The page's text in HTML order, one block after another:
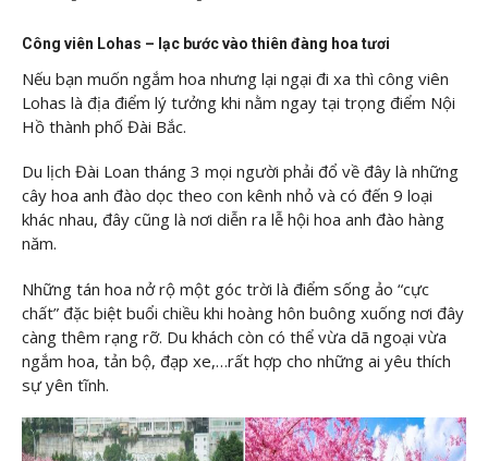
Công viên Lohas – lạc bước vào thiên đàng hoa tươi
Nếu bạn muốn ngắm hoa nhưng lại ngại đi xa thì công viên
Lohas là địa điểm lý tưởng khi nằm ngay tại trọng điểm Nội
Hồ thành phố Đài Bắc.
Du lịch Đài Loan tháng 3 mọi người phải đổ về đây là những
cây hoa anh đào dọc theo con kênh nhỏ và có đến 9 loại
khác nhau, đây cũng là nơi diễn ra lễ hội hoa anh đào hàng
năm.
Những tán hoa nở rộ một góc trời là điểm sống ảo “cực
chất” đặc biệt buổi chiều khi hoàng hôn buông xuống nơi đây
càng thêm rạng rỡ. Du khách còn có thể vừa dã ngoại vừa
ngắm hoa, tản bộ, đạp xe,…rất hợp cho những ai yêu thích
sự yên tĩnh.